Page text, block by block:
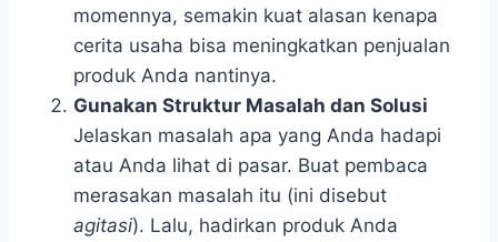
momennya, semakin kuat alasan kenapa
cerita usaha bisa meningkatkan penjualan
produk Anda nantinya.
Gunakan Struktur Masalah dan Solusi
Jelaskan masalah apa yang Anda hadapi
atau Anda lihat di pasar. Buat pembaca
merasakan masalah itu (ini disebut
agitasi). Lalu, hadirkan produk Anda